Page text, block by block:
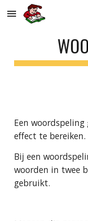
Skip to main content
Een
effect te bereiken.
Bij een
woorden in twee
gebruikt.